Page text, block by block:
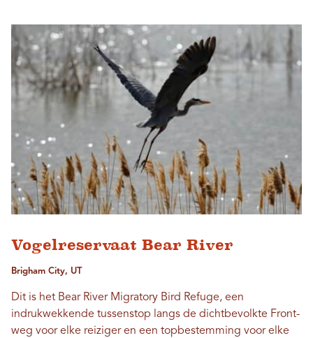
Vogelreservaat Bear River
Brigham City, UT
Dit is het Bear River Migratory Bird Refuge, een
indrukwekkende tussenstop langs de dichtbevolkte Front-
weg voor elke reiziger en een topbestemming voor elke